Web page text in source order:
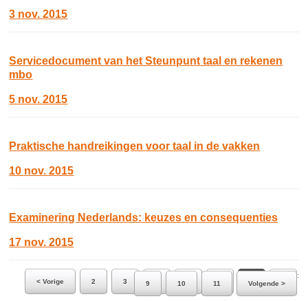
3 nov. 2015
Servicedocument van het Steunpunt taal en rekenen
mbo
5 nov. 2015
Praktische handreikingen voor taal in de vakken
10 nov. 2015
Examinering Nederlands: keuzes en consequenties
17 nov. 2015
Ga naar pagina:
< Vorige
2 3 6 7 8
9 10 11 Volgende >